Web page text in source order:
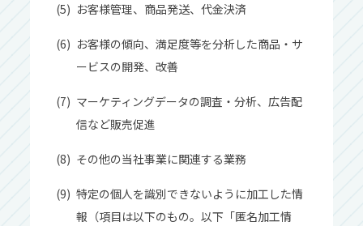
お客様管理、商品発送、代⾦決済
お客様の傾向、満⾜度等を分析した商品‧サ
ービスの開発、改善
マーケティングデータの調査‧分析、広告配
信など販売促進
その他の当社事業に関連する業務
特定の個⼈を識別できないように加⼯した情
報（項⽬は以下のもの。以下「匿名加⼯情